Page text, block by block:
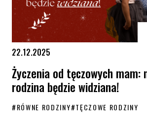
22.12.2025
Życzenia od tęczowych mam:
rodzina będzie widziana!
#RÓWNE RODZINY#TĘCZOWE RODZINY